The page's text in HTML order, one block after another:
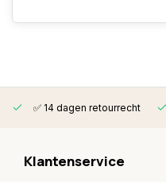
✅ 14 dagen retourrecht
Klantenservice